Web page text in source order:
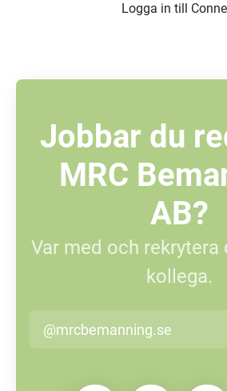
Logga in till
Jobbar du
MRC
AB?
Var med och
kollega.
@mrcbemanning.se